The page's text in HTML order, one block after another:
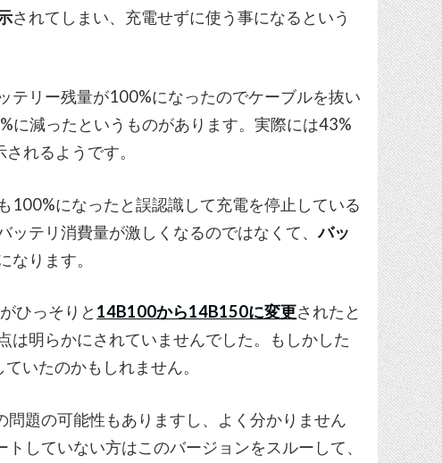
されてしまい、充電せずに使う事になるという
テリー残量が100%になったのでケーブルを抜い
に減ったというものがあります。実際には43%
れるようです。
100%になったと誤認識して充電を停止している
ッテリ消費量が激しくなるのではなくて、バッ
なります。
ひっそりと 14B100から14B150に変更されたと
は明らかにされていませんでした。もしかした
いたのかもしれません。
題の可能性もありますし、よく分かりません
していない方はこのバージョンをスルーして、